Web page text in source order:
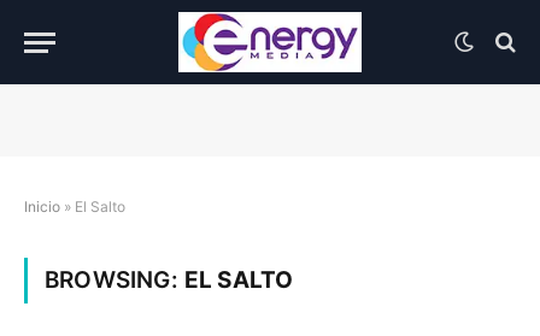
Inicio » El Salto
BROWSING: EL SALTO